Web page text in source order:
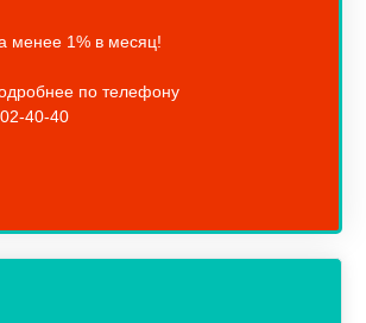
менее 1% в месяц!
по телефону
40-40